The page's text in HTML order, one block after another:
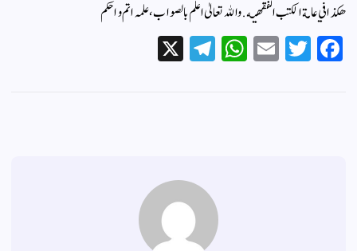
ھکذا في عامة الكتب الفقهيه.والله تعالیٰ اعلم بالصواب، علمہ اتم و احکم
Fa
ce
T
wi
E
m
W
ha
Te
le